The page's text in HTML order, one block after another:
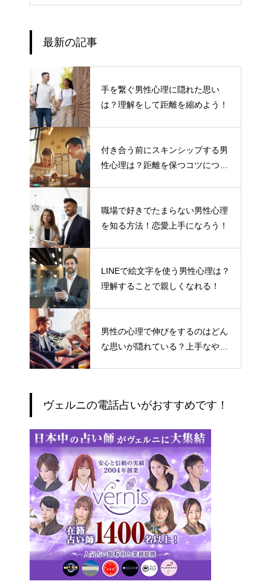
最新の記事
手を繋ぐ男性心理に隠れた思い
は？理解をして距離を縮めよう！
付き合う前にスキンシップする男
性心理は？距離を保つコツについ
職場で好きでたまらない男性心理
を知る方法！恋愛上手になろう！
LINEで絵文字を使う男性心理は？
理解することで親しくなれる！
男性の心理で伸びをするのはどん
な思いが隠れている？上手なやり
ヴェルニの電話占いがおすすめです！